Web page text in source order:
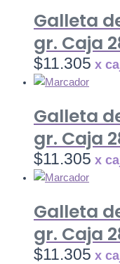
Galleta
gr. Caja
$11.305
Galleta
gr. Caja
$11.305
Galleta
gr. Caja
$11.305